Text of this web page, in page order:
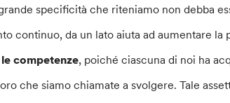
specificità che riteniamo non debba
continuo, da un lato aiuta ad aumentare la
competenze, poiché ciascuna di noi ha
che siamo chiamate a svolgere. Tale